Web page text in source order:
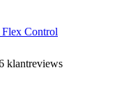
Control
klantreviews